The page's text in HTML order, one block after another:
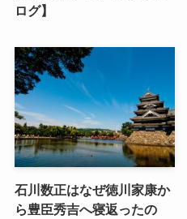
ログ】
石川数正はなぜ徳川家康か
ら豊臣秀吉へ寝返ったの